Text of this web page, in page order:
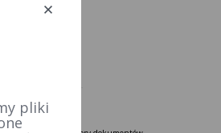
pliki